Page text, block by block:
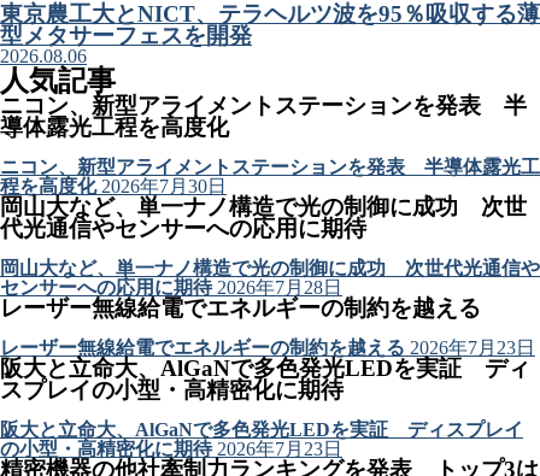
東京農工大とNICT、テラヘルツ波を95％吸収する薄
型メタサーフェスを開発
2026.08.06
人気記事
ニコン、新型アライメントステーションを発表 半
導体露光工程を高度化
ニコン、新型アライメントステーションを発表 半導体露光工
程を高度化 2026年7月30日
岡山大など、単一ナノ構造で光の制御に成功 次世
代光通信やセンサーへの応用に期待
岡山大など、単一ナノ構造で光の制御に成功 次世代光通信や
センサーへの応用に期待 2026年7月28日
レーザー無線給電でエネルギーの制約を越える
レーザー無線給電でエネルギーの制約を越える 2026年7月23日
阪大と立命大、AlGaNで多色発光LEDを実証 ディ
スプレイの小型・高精密化に期待
阪大と立命大、AlGaNで多色発光LEDを実証 ディスプレイ
の小型・高精密化に期待 2026年7月23日
精密機器の他社牽制力ランキングを発表 トップ3は